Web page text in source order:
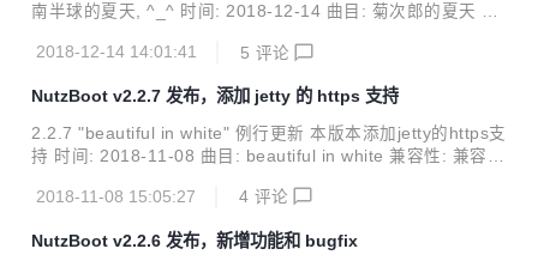
南半球的夏天, ^_^ 时间: 2018-12-14 曲目: 菊次郎的夏天 兼
持 update: 更新jetty/spring/jetx/beetl/undertow/druid版本 b
大鲨鱼 fix: fix:druid监控配置手册与实际过滤前缀不一致 by r
ealoldroot fix: ngrok client不能设置服务器地址 by...
2018-12-14 14:01:41 5 评论
NutzBoot v2.2.7 发布，添加 jetty 的 https 支持
2.2.7 "beautiful in white" 例行更新 本版本添加jetty的https支
持 时间: 2018-11-08 曲目: beautiful in white 兼容性: 兼容2.
er-lettuce by howe fix: jetty禁用目录展示 官网: nutz.io 社
s://gitee.com/nutz/nutzboot
2018-11-08 15:05:27 4 评论
NutzBoot v2.2.6 发布，新增功能和 bugfix